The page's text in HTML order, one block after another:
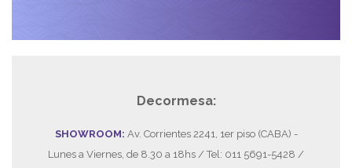
Decormesa:
SHOWROOM: Av. Corrientes 2241, 1er piso (CABA) -
Lunes a Viernes, de 8.30 a 18hs / Tel: 011 5691-5428 /